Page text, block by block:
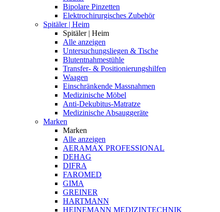
Bipolare Pinzetten
Elektrochirurgisches Zubehör
Spitäler | Heim
Spitäler | Heim
Alle anzeigen
Untersuchungsliegen & Tische
Blutentnahmestühle
Transfer- & Positionierungshilfen
Waagen
Einschränkende Massnahmen
Medizinische Möbel
Anti-Dekubitus-Matratze
Medizinische Absauggeräte
Marken
Marken
Alle anzeigen
AERAMAX PROFESSIONAL
DEHAG
DIFRA
FAROMED
GIMA
GREINER
HARTMANN
HEINEMANN MEDIZINTECHNIK